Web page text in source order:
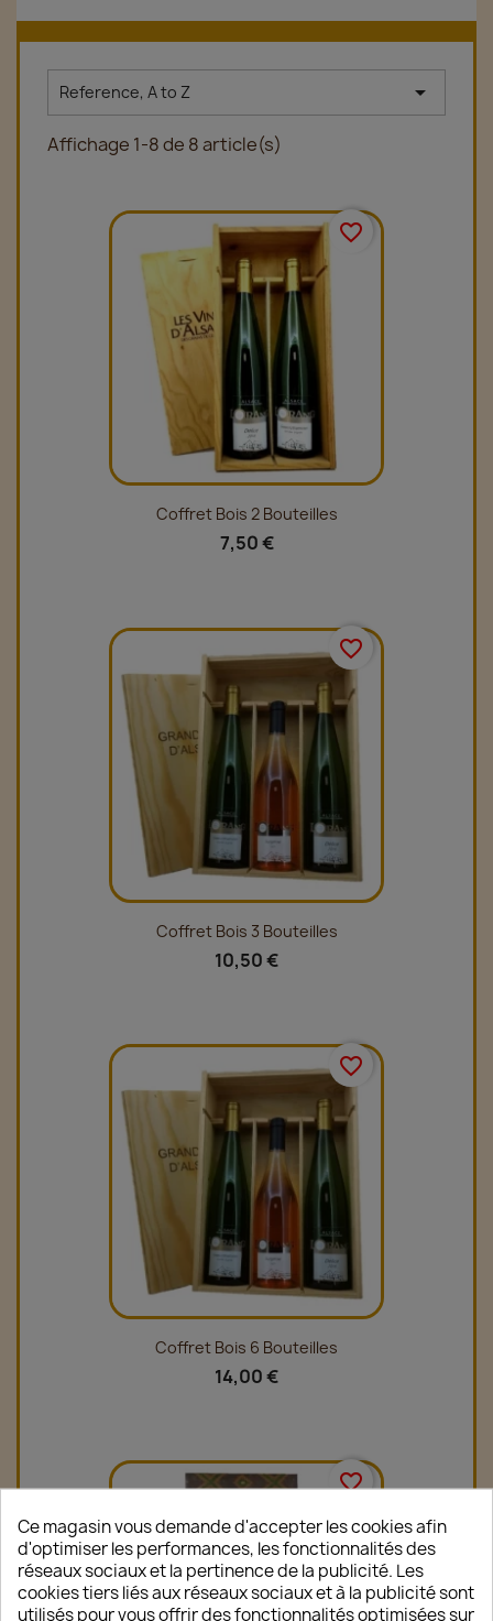
Reference, A to Z 
Affichage 1-8 de 8 article(s)
Coffret Bois 2 Bouteilles
7,50 €
favorite_border
Coffret Bois 3 Bouteilles
10,50 €
favorite_border
Coffret Bois 6 Bouteilles
14,00 €
favorite_border
favorite_border
Ce magasin vous demande d'accepter les cookies afin
d'optimiser les performances, les fonctionnalités des
réseaux sociaux et la pertinence de la publicité. Les
cookies tiers liés aux réseaux sociaux et à la publicité sont
utilisés pour vous offrir des fonctionnalités optimisées sur